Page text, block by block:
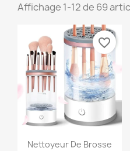
Affichage 1-12 de 69
Nettoyeur De Brosse
favorite_border